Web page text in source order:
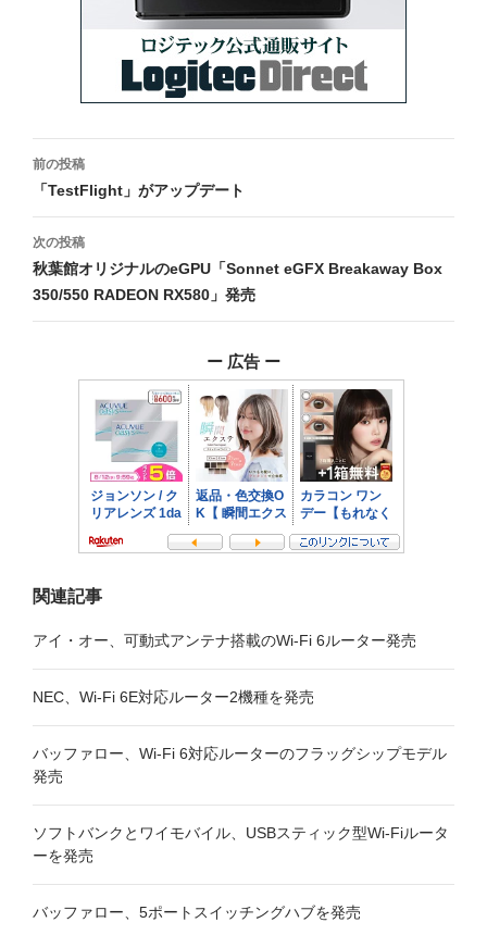
投
稿
ナ
ビ
ゲ
前の投稿
「TestFlight」がアップデート
次の投稿
秋葉館オリジナルのeGPU「Sonnet eGFX Breakaway Box
350/550 RADEON RX580」発売
ー 広告 ー
関連記事
アイ・オー、可動式アンテナ搭載のWi-Fi 6ルーター発売
NEC、Wi-Fi 6E対応ルーター2機種を発売
バッファロー、Wi-Fi 6対応ルーターのフラッグシップモデル
発売
ソフトバンクとワイモバイル、USBスティック型Wi-Fiルータ
ーを発売
バッファロー、5ポートスイッチングハブを発売